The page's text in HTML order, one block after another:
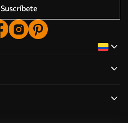
Suscríbete